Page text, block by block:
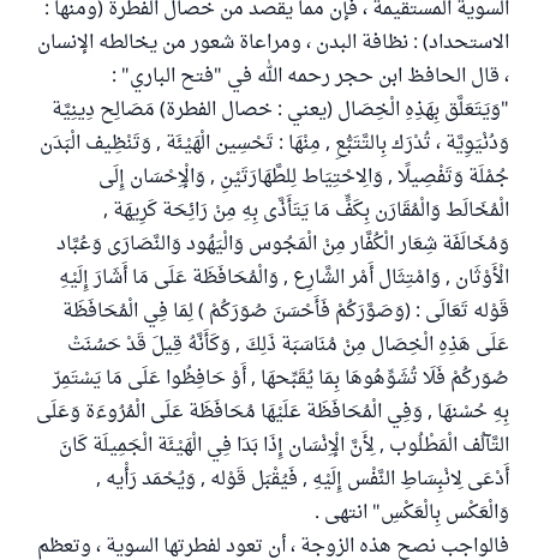
السوية المستقيمة ، فإن مما يقصد من خصال الفطرة (ومنها :
الاستحداد) : نظافة البدن ، ومراعاة شعور من يخالطه الإنسان
، قال الحافظ ابن حجر رحمه الله في "فتح الباري" :
"وَيَتَعَلَّق بِهَذِهِ الْخِصَال (يعني : خصال الفطرة) مَصَالِح دِينِيَّة
وَدُنْيَوِيَّة ، تُدْرَك بِالتَّتَبُّعِ , مِنْهَا : تَحْسِين الْهَيْئَة , وَتَنْظِيف الْبَدَن
جُمْلَة وَتَفْصِيلًا , وَالِاحْتِيَاط لِلطَّهَارَتَيْنِ , وَالْإِحْسَان إِلَى
الْمُخَالَط وَالْمُقَارَن بِكَفٍّ مَا يَتَأَذَّى بِهِ مِنْ رَائِحَة كَرِيهَة ,
وَمُخَالَفَة شِعَار الْكُفَّار مِنْ الْمَجُوس وَالْيَهُود وَالنَّصَارَى وَعُبَّاد
الْأَوْثَان , وَامْتِثَال أَمْر الشَّارِع , وَالْمُحَافَظَة عَلَى مَا أَشَارَ إِلَيْهِ
قَوْله تَعَالَى : (وَصَوَّرَكُمْ فَأَحْسَنَ صُوَرَكُمْ ) لِمَا فِي الْمُحَافَظَة
عَلَى هَذِهِ الْخِصَال مِنْ مُنَاسَبَة ذَلِكَ , وَكَأَنَّهُ قِيلَ قَدْ حَسُنَتْ
صُوَركُمْ فَلَا تُشَوِّهُوهَا بِمَا يُقَبِّحهَا , أَوْ حَافِظُوا عَلَى مَا يَسْتَمِرّ
بِهِ حُسْنهَا , وَفِي الْمُحَافَظَة عَلَيْهَا مُحَافَظَة عَلَى الْمُرُوءَة وَعَلَى
التَّآلُف الْمَطْلُوب , لِأَنَّ الْإِنْسَان إِذَا بَدَا فِي الْهَيْئَة الْجَمِيلَة كَانَ
أَدْعَى لِانْبِسَاطِ النَّفْس إِلَيْهِ , فَيُقْبَل قَوْله , وَيُحْمَد رَأْيه ,
وَالْعَكْس بِالْعَكْسِ" انتهى .
فالواجب نصح هذه الزوجة ، أن تعود لفطرتها السوية ، وتعظم